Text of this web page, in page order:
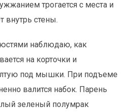
трогается с места и
внутрь стены.
наблюдаю, как
на корточки и
под мышки. При подъеме
валится набок. Парень
зеленый полумрак